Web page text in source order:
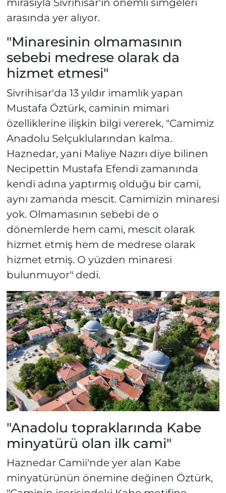
mirasıyla Sivrihisar'ın önemli simgeleri
arasında yer alıyor.
"Minaresinin olmamasının
sebebi medrese olarak da
hizmet etmesi"
Sivrihisar'da 13 yıldır imamlık yapan
Mustafa Öztürk, caminin mimari
özelliklerine ilişkin bilgi vererek, "Camimiz
Anadolu Selçuklularından kalma.
Haznedar, yani Maliye Nazırı diye bilinen
Necipettin Mustafa Efendi zamanında
kendi adına yaptırmış olduğu bir cami,
aynı zamanda mescit. Camimizin minaresi
yok. Olmamasının sebebi de o
dönemlerde hem cami, mescit olarak
hizmet etmiş hem de medrese olarak
hizmet etmiş. O yüzden minaresi
bulunmuyor" dedi.
"Anadolu topraklarında Kabe
minyatürü olan ilk cami"
Haznedar Camii'nde yer alan Kabe
minyatürünün önemine değinen Öztürk,